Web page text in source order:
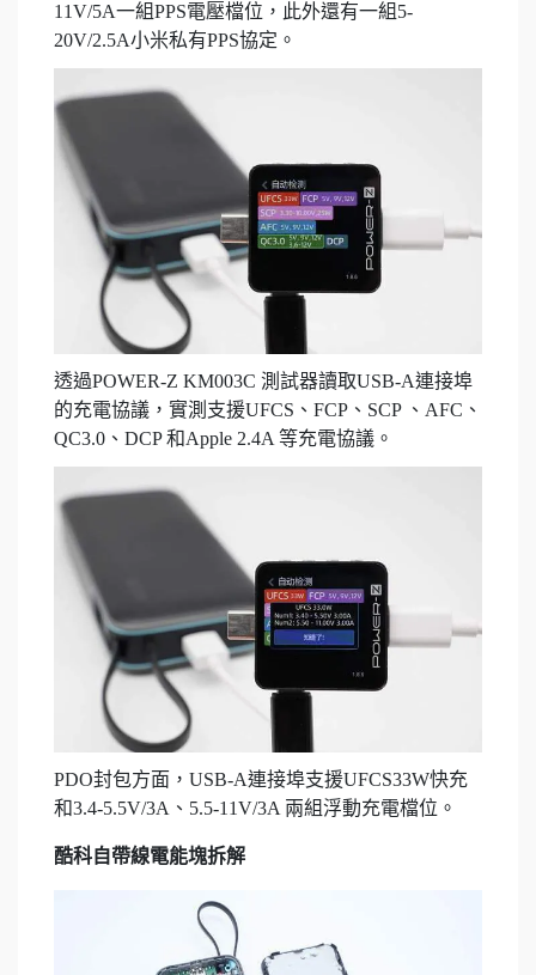
11V/5A一組PPS電壓檔位，此外還有一組5-
20V/2.5A小米私有PPS協定。
透過POWER-Z KM003C 測試器讀取USB-A連接埠
的充電協議，實測支援UFCS、FCP、SCP 、AFC、
QC3.0、DCP 和Apple 2.4A 等充電協議。
PDO封包方面，USB-A連接埠支援UFCS33W快充
和3.4-5.5V/3A、5.5-11V/3A 兩組浮動充電檔位。
酷科自帶線電能塊拆解